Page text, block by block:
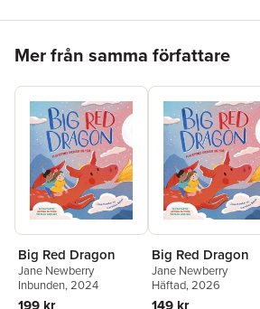
Mer från samma författare
Big Red Dragon
Jane Newberry
Inbunden, 2024
199 kr
Big Red Dragon
Jane Newberry
Häftad, 2026
149 kr